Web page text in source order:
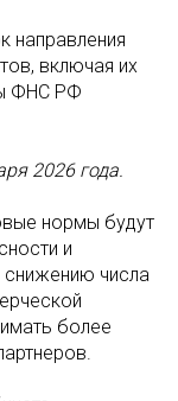
направления
включая их
ФНС РФ
2026 года.
нормы будут
и
снижению числа
более